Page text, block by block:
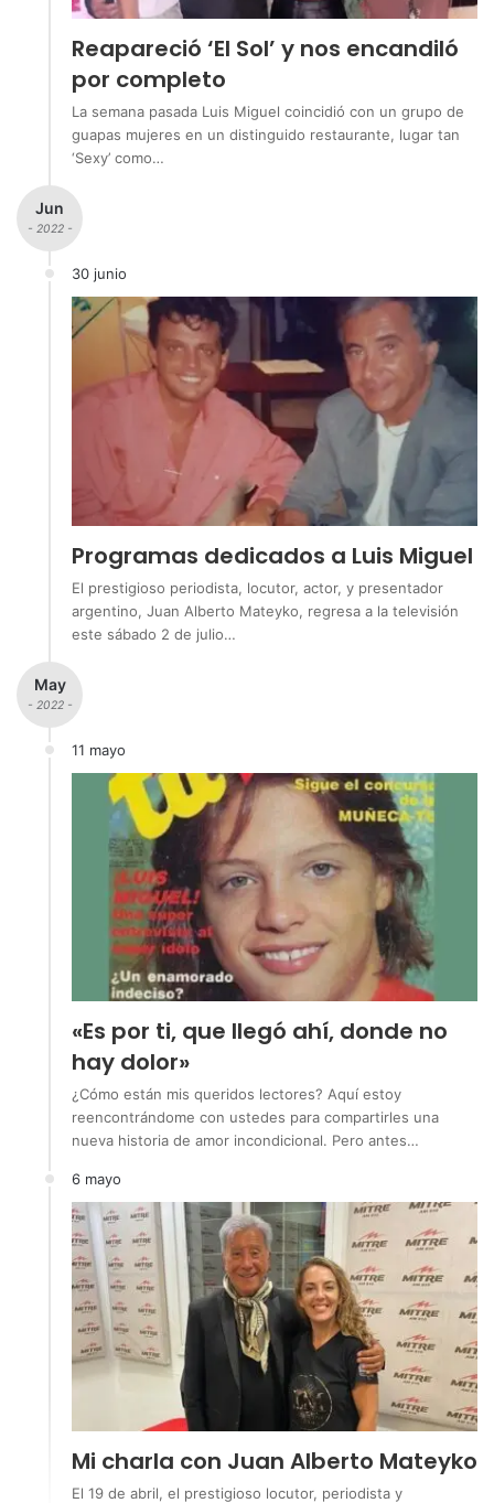
Reapareció ‘El Sol’ y nos encandiló
por completo
La semana pasada Luis Miguel coincidió con un grupo de
guapas mujeres en un distinguido restaurante, lugar tan
‘Sexy’ como…
Jun
- 2022 -
30 junio
Programas dedicados a Luis Miguel
El prestigioso periodista, locutor, actor, y presentador
argentino, Juan Alberto Mateyko, regresa a la televisión
este sábado 2 de julio…
May
- 2022 -
11 mayo
«Es por ti, que llegó ahí, donde no
hay dolor»
¿Cómo están mis queridos lectores? Aquí estoy
reencontrándome con ustedes para compartirles una
nueva historia de amor incondicional. Pero antes…
6 mayo
Mi charla con Juan Alberto Mateyko
El 19 de abril, el prestigioso locutor, periodista y